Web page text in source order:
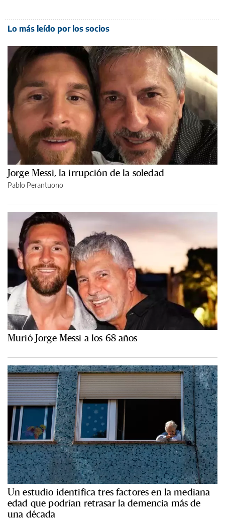
Lo más leído por los socios
Jorge Messi, la irrupción de la soledad
Pablo Perantuono
Murió Jorge Messi a los 68 años
Un estudio identifica tres factores en la mediana
edad que podrían retrasar la demencia más de
una década